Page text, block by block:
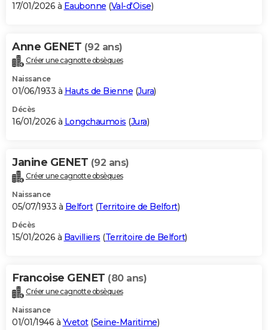
17/01/2026 à Eaubonne (Val-d'Oise)
Anne GENET (92 ans)
Créer une cagnotte obsèques
Naissance
01/06/1933 à Hauts de Bienne (Jura)
Décès
16/01/2026 à Longchaumois (Jura)
Janine GENET (92 ans)
Créer une cagnotte obsèques
Naissance
05/07/1933 à Belfort(Territoire de Belfort)
Décès
15/01/2026 à Bavilliers (Territoire de Belfort)
Francoise GENET (80 ans)
Créer une cagnotte obsèques
Naissance
01/01/1946 à Yvetot(Seine-Maritime)